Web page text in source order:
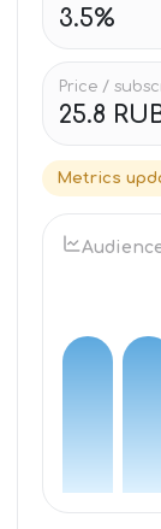
3.5%
Price /
25.8
Metrics